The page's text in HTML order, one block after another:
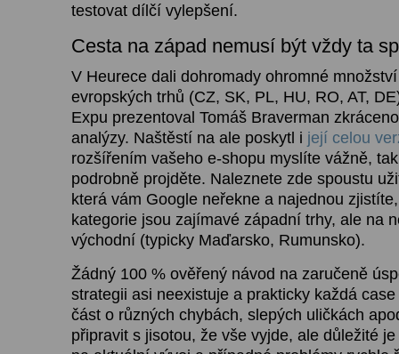
testovat dílčí vylepšení.
Cesta na západ nemusí být vždy ta
V Heurece dali dohromady ohromné
evropských trhů (CZ, SK, PL, HU, RO, AT,
Expu prezentoval Tomáš Braverman
analýzy. Naštěstí na ale poskytl i její celou
rozšířením vašeho e-shopu myslíte vážně,
podrobně projděte. Naleznete zde spoustu
která vám Google neřekne a najednou
kategorie jsou zajímavé západní trhy, ale na
východní (typicky Maďarsko, Rumunsko).
Žádný 100 % ověřený návod na zaručeně
strategii asi neexistuje a prakticky každá
část o různých chybách, slepých uličkách
připravit s jisotou, že vše vyjde, ale důležité